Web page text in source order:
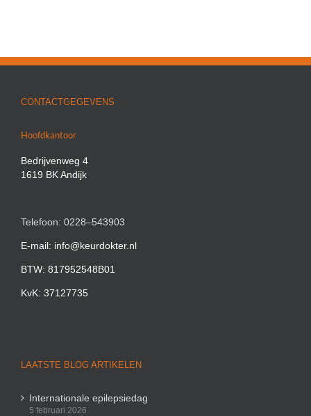
CONTACTGEGEVENS
Hoofdkantoor
Bedrijvenweg 4
1619 BK Andijk
Telefoon: 0228–543903
E-mail: info@keurdokter.nl
BTW: 817952548B01
KvK: 37127735
LAATSTE BLOG ARTIKELEN
Internationale epilepsiedag
5 februari 2026